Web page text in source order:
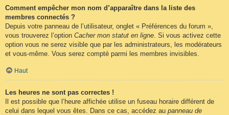
Comment empêcher mon nom d’apparaître dans la liste des
membres connectés ?
Depuis votre panneau de l’utilisateur, onglet « Préférences du forum »,
vous trouverez l’option Cacher mon statut en ligne . Si vous activez cette
option vous ne serez visible que par les administrateurs, les modérateurs
et vous-même. Vous serez compté parmi les membres invisibles.
Haut
Les heures ne sont pas correctes !
Il est possible que l’heure affichée utilise un fuseau horaire différent de
celui dans lequel vous êtes. Dans ce cas, accédez au panneau de